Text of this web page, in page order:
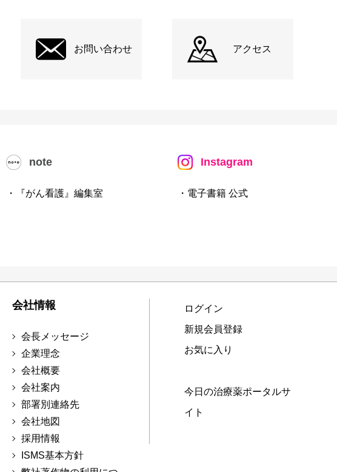
お問い合わせ アクセス
note
・『がん看護』編集室
Instagram
・電子書籍 公式
会社情報
会長メッセージ
企業理念
会社概要
会社案内
部署別連絡先
会社地図
採用情報
ISMS基本方針
ログイン
新規会員登録
お気に入り
今日の治療薬ポータルサ
イト